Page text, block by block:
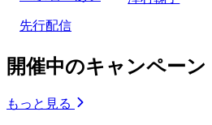
先行配信
開催中のキャンペーン
もっと見る